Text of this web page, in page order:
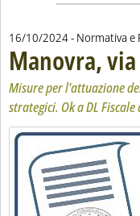
16/10/2024- Normativa e
Manovra,
Misure per l'attuazione
strategici. Ok a DL